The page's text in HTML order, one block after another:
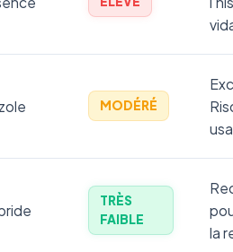
MODÉRÉ
TRÈS
FAIBLE
la